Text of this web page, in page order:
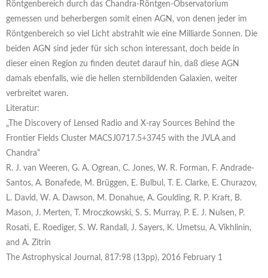
Röntgenbereich durch das Chandra-Röntgen-Observatorium
gemessen und beherbergen somit einen AGN, von denen jeder im
Röntgenbereich so viel Licht abstrahlt wie eine Milliarde Sonnen. Die
beiden AGN sind jeder für sich schon interessant, doch beide in
dieser einen Region zu finden deutet darauf hin, daß diese AGN
damals ebenfalls, wie die hellen sternbildenden Galaxien, weiter
verbreitet waren.
Literatur:
„The Discovery of Lensed Radio and X-ray Sources Behind the
Frontier Fields Cluster MACSJ0717.5+3745 with the JVLA and
Chandra“
R. J. van Weeren, G. A. Ogrean, C. Jones, W. R. Forman, F. Andrade-
Santos, A. Bonafede, M. Brüggen, E. Bulbul, T. E. Clarke, E. Churazov,
L. David, W. A. Dawson, M. Donahue, A. Goulding, R. P. Kraft, B.
Mason, J. Merten, T. Mroczkowski, S. S. Murray, P. E. J. Nulsen, P.
Rosati, E. Roediger, S. W. Randall, J. Sayers, K. Umetsu, A. Vikhlinin,
and A. Zitrin
The Astrophysical Journal, 817:98 (13pp), 2016 February 1